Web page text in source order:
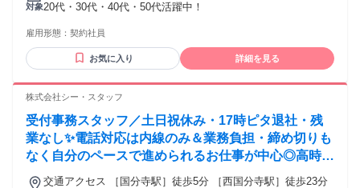
対象20代・30代・40代・50代活躍中！
雇用形態： 契約社員
お気に入り 詳細を見る
株式会社シー・スタッフ
受付事務スタッフ／土日祝休み・17時ピタ退社・残
業なし✨️電話対応は内線のみ＆業務負担・締め切りも
なく自分のペースで進められるお仕事が中心◎高時給
1600円！
交通アクセス ［国分寺駅］徒歩5分 ［西国分寺駅］徒歩23分